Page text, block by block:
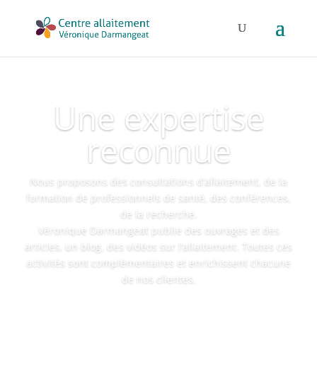
Une expertise
reconnue
Nous proposons des consultations d’allaitement, de la
formation de professionnels de santé, des conférences,
de la recherche.
Véronique Darmangeat publie des ouvrages et des
articles, un blog, des vidéos sur l’allaitement. Toutes ces
activités sont complémentaires et enrichissent chacune
de nos clientes.